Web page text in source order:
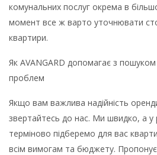
комунальних послуг окрема в
момент все ж варто уточнювати
квартири.
Як AVANGARD допомагає з
проблем
Якщо вам важлива надійність
звертайтесь до нас. Ми швидко, а у
терміново підберемо для вас
всім вимогам та бюджету.